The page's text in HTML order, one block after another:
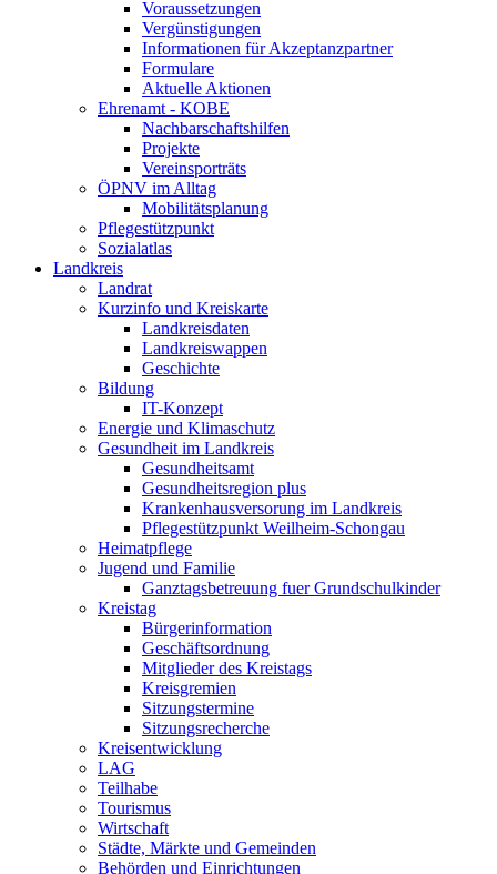
Voraussetzungen
Vergünstigungen
Informationen für Akzeptanzpartner
Formulare
Aktuelle Aktionen
Ehrenamt - KOBE
Nachbarschaftshilfen
Projekte
Vereinsporträts
ÖPNV im Alltag
Mobilitätsplanung
Pflegestützpunkt
Sozialatlas
Landkreis
Landrat
Kurzinfo und Kreiskarte
Landkreisdaten
Landkreiswappen
Geschichte
Bildung
IT-Konzept
Energie und Klimaschutz
Gesundheit im Landkreis
Gesundheitsamt
Gesundheitsregion plus
Krankenhausversorung im Landkreis
Pflegestützpunkt Weilheim-Schongau
Heimatpflege
Jugend und Familie
Ganztagsbetreuung fuer Grundschulkinder
Kreistag
Bürgerinformation
Geschäftsordnung
Mitglieder des Kreistags
Kreisgremien
Sitzungstermine
Sitzungsrecherche
Kreisentwicklung
LAG
Teilhabe
Tourismus
Wirtschaft
Städte, Märkte und Gemeinden
Behörden und Einrichtungen